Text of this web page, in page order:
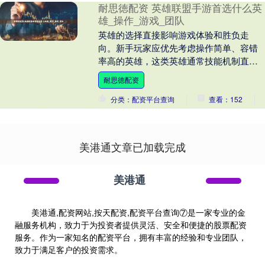
耐思徳配资 英雄联盟手游首选什么英
雄_操作_游戏_团队
英雄的选择直接影响游戏体验和胜负走
向。新手玩家应优先考虑操作简单、容错
率高的英雄，这类英雄通常技能机制直观
且生存能力较强，能够帮助玩家快速适应
游戏节奏。部分经典....
耐思徳配资
分类：配资平台查询
查看：152
美港通文章已加载完成
美港通
美港通,配资网站,按天配资,配资平台查询⑦是一家专业的金
融服务机构，致力于为投资者提供灵活、安全和便捷的股票配资
服务。作为一家知名的配资平台，拥有丰富的经验和专业团队，
致力于满足客户的投资需求。